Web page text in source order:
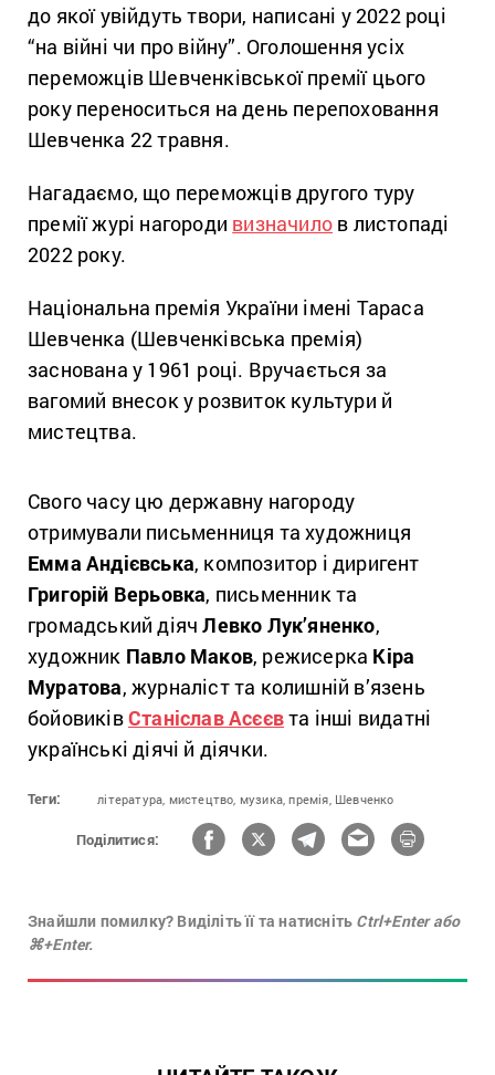
до якої увійдуть твори, написані у 2022 році
“на війні чи про війну”. Оголошення усіх
переможців Шевченківської премії цього
року переноситься на день перепоховання
Шевченка 22 травня.
Нагадаємо, що переможців другого туру
премії журі нагороди визначило в листопаді
2022 року.
Національна премія України імені Тараса
Шевченка (Шевченківська премія)
заснована у 1961 році. Вручається за
вагомий внесок у розвиток культури й
мистецтва.
Свого часу цю державну нагороду
отримували письменниця та художниця
Емма Андієвська, композитор і диригент
Григорій Верьовка, письменник та
громадський діячЛевко Лук’яненко,
художник Павло Маков, режисерка Кіра
Муратова, журналіст та колишній в’язень
бойовиківСтаніслав Асєєвта інші видатні
українські діячі й діячки.
Теги: література, мистецтво, музика, премія, Шевченко
Поділитися:
Знайшли помилку? Виділіть її та натисніть Ctrl+Enter або
⌘+Enter.